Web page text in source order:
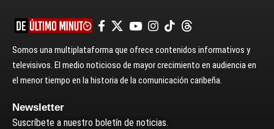
Somos una multiplataforma que ofrece contenidos informativos y
televisivos. El medio noticioso de mayor crecimiento en audiencia en
el menor tiempo en la historia de la comunicación caribeña.
Newsletter
Suscríbete a nuestro boletín de noticias.